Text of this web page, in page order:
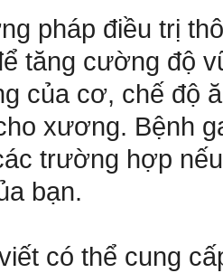
pháp điều trị
tăng cường độ
của cơ, chế độ
xương. Bệnh
trường hợp
bạn.
có thể cung